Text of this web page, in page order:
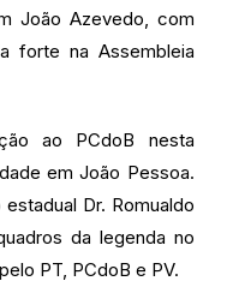
João Azevedo, com
forte na Assembleia
ao PCdoB nesta
em João Pessoa.
Dr. Romualdo
da legenda no
PT, PCdoB e PV.